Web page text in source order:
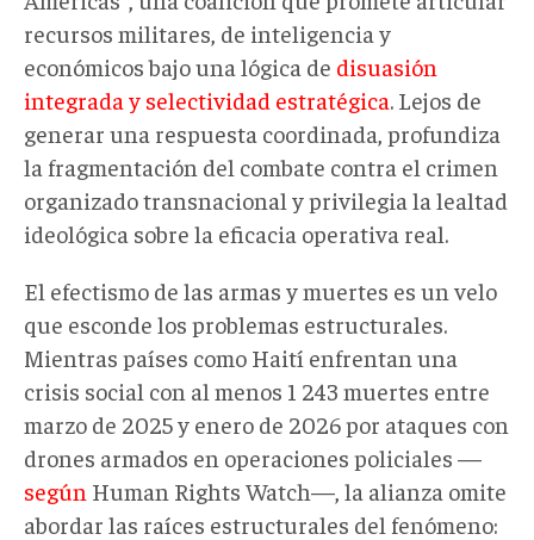
recursos militares, de inteligencia y
económicos bajo una lógica de disuasión
integrada y selectividad estratégica. Lejos de
generar una respuesta coordinada, profundiza
la fragmentación del combate contra el crimen
organizado transnacional y privilegia la lealtad
ideológica sobre la eficacia operativa real.
El efectismo de las armas y muertes es un velo
que esconde los problemas estructurales.
Mientras países como Haití enfrentan una
crisis social con al menos 1 243 muertes entre
marzo de 2025 y enero de 2026 por ataques con
drones armados en operaciones policiales —
según Human Rights Watch—, la alianza omite
abordar las raíces estructurales del fenómeno: